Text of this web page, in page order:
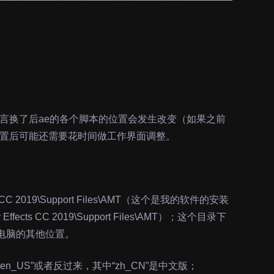
换了后ae的各个脚本的位置会发生改变（如果之前
后可能还需要花时间做工作界面调整。
2019\Support Files\AMT（这个是我的软件的安装
CC 2019\Support Files\AMT）；这个目录下
的其他位置。
或者反过来，其中“zh_CN”是中文版；